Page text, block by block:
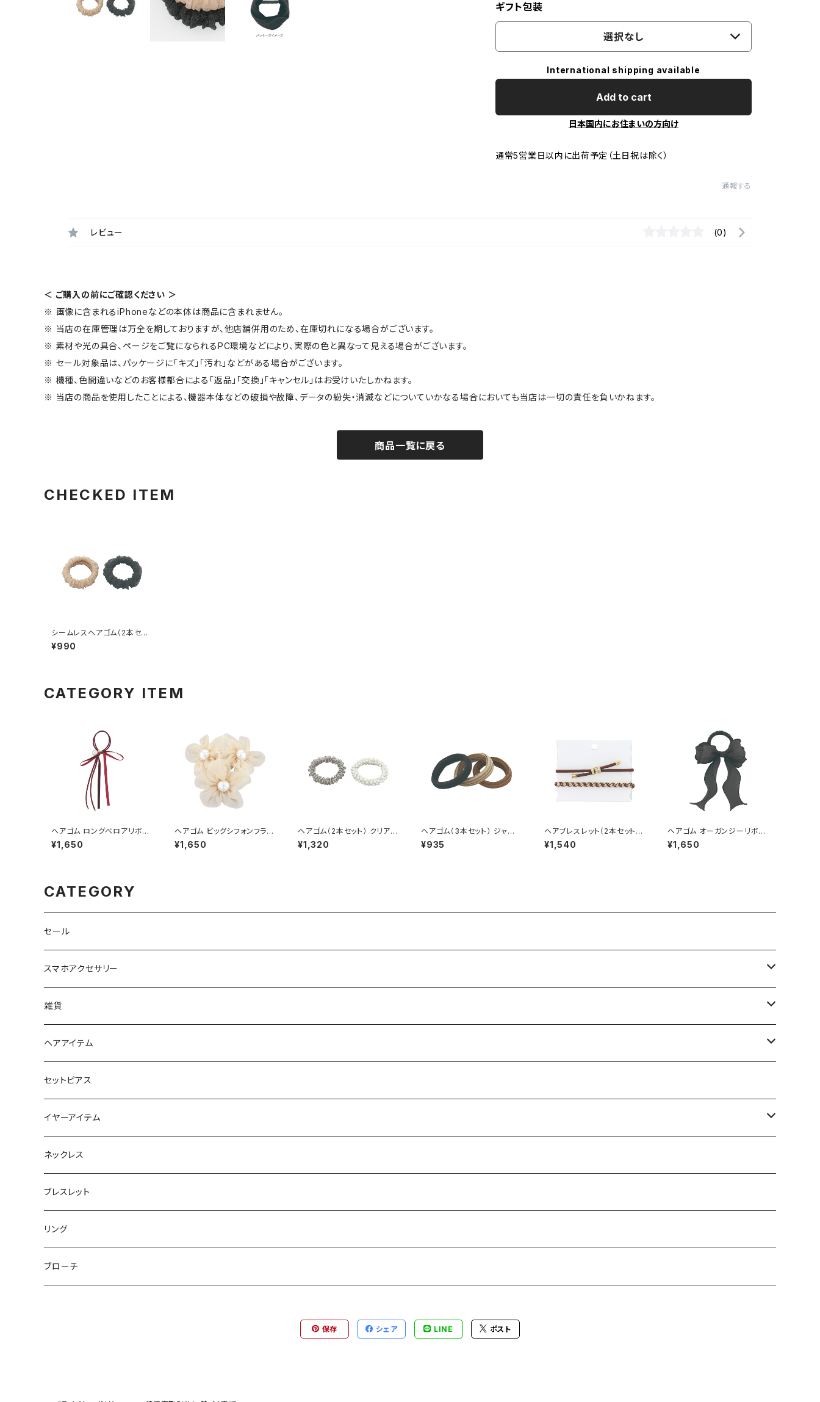
ギフト包装
選択なし
International shipping available
Add to cart
日本国内にお住まいの方向け
通常5営業日以内に出荷予定（土日祝は除く）
通報する
レビュー (0)
＜ ご購入の前にご確認ください ＞
※ 画像に含まれるiPhoneなどの本体は商品に含まれません。
※ 当店の在庫管理は万全を期しておりますが、他店舗併用のため、在庫切れになる場合がございます。
※ 素材や光の具合、ページをご覧になられるPC環境などにより、実際の色と異なって見える場合がございます。
※ セール対象品は、パッケージに「キズ」「汚れ」などがある場合がございます。
※ 機種、色間違いなどのお客様都合による「返品」「交換」「キャンセル」はお受けいたしかねます。
※ 当店の商品を使用したことによる、機器本体などの破損や故障、データの紛失・消滅などについていかなる場合においても当店は一切の責任を負いかねます。
商品一覧に戻る
CHECKED ITEM
シームレスヘアゴム（2本セッ
ト） フリル HHG1184-BK（ブ
ラック）
¥990
CATEGORY ITEM
ヘアゴム ロングベロアリボン
×パール HHG1155-RD（レッ
ド）
¥1,650
ヘアゴム ビッグシフォンフラワ
ー×パール HHG1095-BE（ベ
ージュ）
¥1,650
ヘアゴム（2本セット） クリア×
パール HHG1131-GY（グレ
ー）
¥1,320
ヘアゴム（3本セット） ジャー
ジ HHG1062-BK（ブラック）
¥935
ヘアブレスレット（2本セット）
ビジュー HHG1143-BR（ブラ
ウン）
¥1,540
ヘアゴム オーガンジーリボン
HHG1114-BK（ブラック）
¥1,650
CATEGORY
セール
スマホアクセサリー
iPhoneケース
スマホリング＆グリップ
マルチショルダー
雑貨
ポーチ
マチ付きポーチ
フラットポーチ
スマートキーポーチ
チャーム / カラビナ
ウォレット / 財布
トートバッグ
パスケース
ミラー
ヘアアイテム
静電気軽減ヘアブレスレット
ポニーフック
テールクラッチ
シュシュット
キープスタイラー
ヘアピン
セットピアス
イヤーアイテム
ステンレスピアス
ピアス
イヤリング
セットピアス
ネックレス
ブレスレット
リング
ブローチ
保存 シェア LINE ポスト